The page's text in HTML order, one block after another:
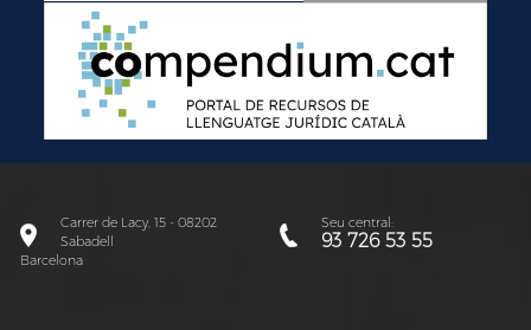
Carrer de Lacy, 15 - 08202
Sabadell
Barcelona
Seu central:
93 726 53 55